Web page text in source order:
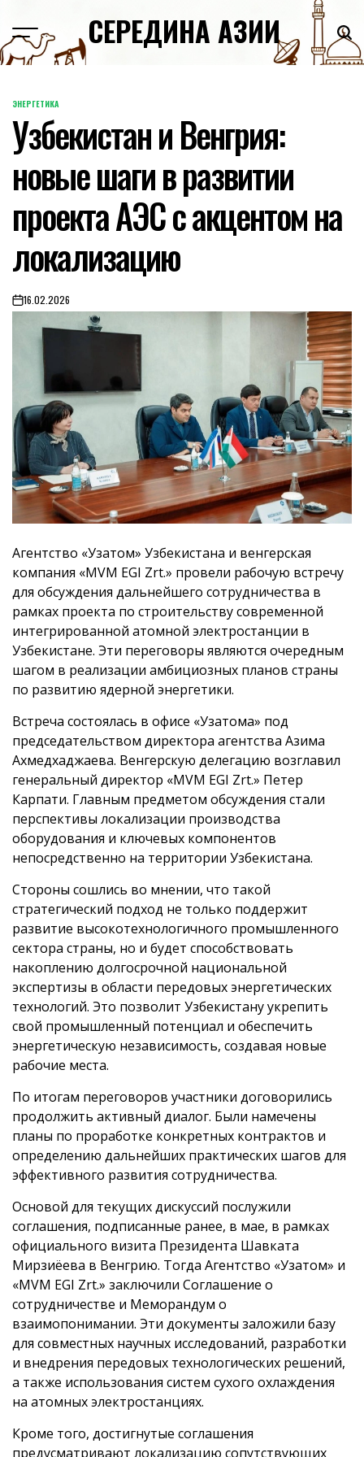
content
СЕРЕДИНА АЗИИ
POSTED
IN
ЭНЕРГЕТИКА
Узбекистан и Венгрия:
новые шаги в развитии
проекта АЭС с акцентом на
локализацию
on16.02.2026
Агентство «Узатом» Узбекистана и венгерская
компания «MVM EGI Zrt.» провели рабочую встречу
для обсуждения дальнейшего сотрудничества в
рамках проекта по строительству современной
интегрированной атомной электростанции в
Узбекистане. Эти переговоры являются очередным
шагом в реализации амбициозных планов страны
по развитию ядерной энергетики.
Встреча состоялась в офисе «Узатома» под
председательством директора агентства Азима
Ахмедхаджаева. Венгерскую делегацию возглавил
генеральный директор «MVM EGI Zrt.» Петер
Карпати. Главным предметом обсуждения стали
перспективы локализации производства
оборудования и ключевых компонентов
непосредственно на территории Узбекистана.
Стороны сошлись во мнении, что такой
стратегический подход не только поддержит
развитие высокотехнологичного промышленного
сектора страны, но и будет способствовать
накоплению долгосрочной национальной
экспертизы в области передовых энергетических
технологий. Это позволит Узбекистану укрепить
свой промышленный потенциал и обеспечить
энергетическую независимость, создавая новые
рабочие места.
По итогам переговоров участники договорились
продолжить активный диалог. Были намечены
планы по проработке конкретных контрактов и
определению дальнейших практических шагов для
эффективного развития сотрудничества.
Основой для текущих дискуссий послужили
соглашения, подписанные ранее, в мае, в рамках
официального визита Президента Шавката
Мирзиёева в Венгрию. Тогда Агентство «Узатом» и
«MVM EGI Zrt.» заключили Соглашение о
сотрудничестве и Меморандум о
взаимопонимании. Эти документы заложили базу
для совместных научных исследований, разработки
и внедрения передовых технологических решений,
а также использования систем сухого охлаждения
на атомных электростанциях.
Кроме того, достигнутые соглашения
предусматривают локализацию сопутствующих